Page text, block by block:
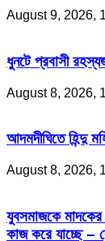
August 9, 2026,
ধুনটে প্রবাসী
August 8, 2026,
আদমদীঘিতে হিন্দু
August 8, 2026,
যুবসমাজকে মাদকের
কাজ করে যাচ্ছে –